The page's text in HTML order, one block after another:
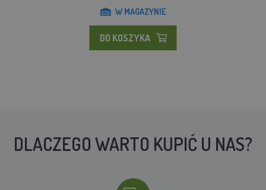
W MAGAZYNIE
DO KOSZYKA
DLACZEGO WARTO KUPIĆ U NAS?